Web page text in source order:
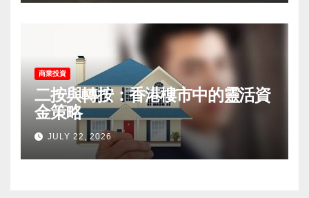
商業投資
二按與轉按：香港樓市中的靈活資
金策略
JULY 22, 2026